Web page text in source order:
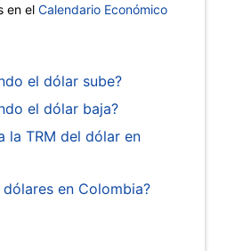
en el Calendario Económico
el dólar sube?
el dólar baja?
la TRM del dólar en
en Colombia?